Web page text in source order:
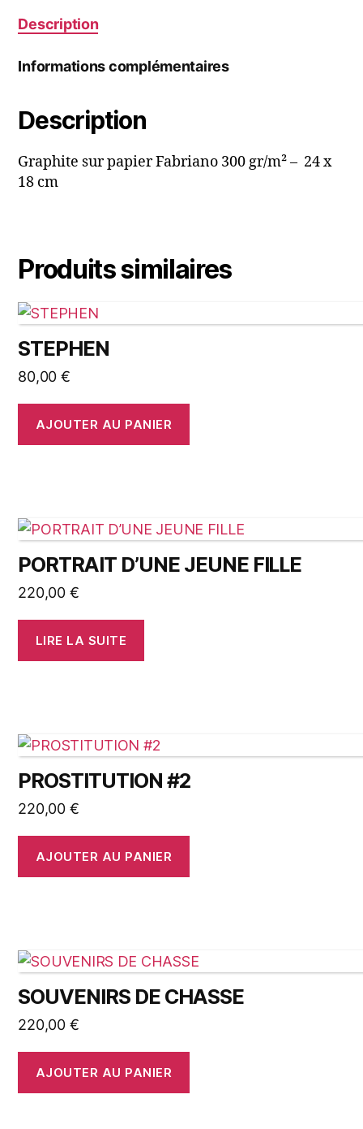
Description
Informations complémentaires
Description
Graphite sur papier Fabriano 300 gr/m² – 24 x
18 cm
Produits similaires
STEPHEN
80,00 €
AJOUTER AU PANIER
PORTRAIT D’UNE JEUNE FILLE
220,00 €
LIRE LA SUITE
PROSTITUTION #2
220,00 €
AJOUTER AU PANIER
SOUVENIRS DE CHASSE
220,00 €
AJOUTER AU PANIER